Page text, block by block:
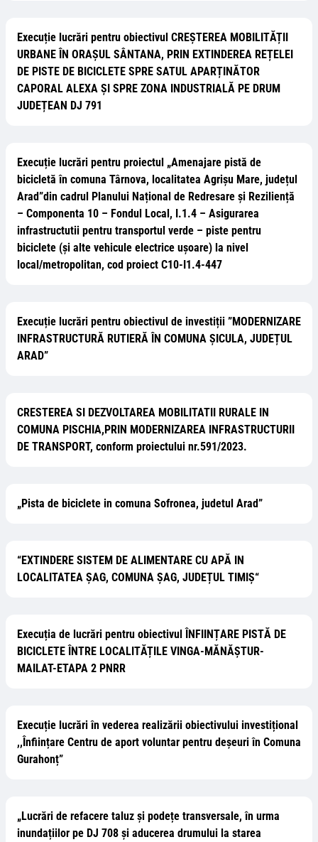
Execuție lucrări pentru obiectivul CREȘTEREA MOBILITĂȚII
URBANE ÎN ORAȘUL SÂNTANA, PRIN EXTINDEREA REȚELEI
DE PISTE DE BICICLETE SPRE SATUL APARȚINĂTOR
CAPORAL ALEXA ȘI SPRE ZONA INDUSTRIALĂ PE DRUM
JUDEȚEAN DJ 791
Execuție lucrări pentru proiectul „Amenajare pistă de
bicicletă în comuna Târnova, localitatea Agrișu Mare, județul
Arad”din cadrul Planului Național de Redresare și Reziliență
– Componenta 10 – Fondul Local, I.1.4 – Asigurarea
infrastructutii pentru transportul verde – piste pentru
biciclete (și alte vehicule electrice ușoare) la nivel
local/metropolitan, cod proiect C10-I1.4-447
Execuție lucrări pentru obiectivul de investiții ”MODERNIZARE
INFRASTRUCTURĂ RUTIERĂ ÎN COMUNA ȘICULA, JUDEȚUL
ARAD”
CRESTEREA SI DEZVOLTAREA MOBILITATII RURALE IN
COMUNA PISCHIA,PRIN MODERNIZAREA INFRASTRUCTURII
DE TRANSPORT, conform proiectului nr.591/2023.
„Pista de biciclete in comuna Sofronea, judetul Arad”
“EXTINDERE SISTEM DE ALIMENTARE CU APĂ IN
LOCALITATEA ȘAG, COMUNA ȘAG, JUDEȚUL TIMIȘ“
Execuția de lucrări pentru obiectivul ÎNFIINȚARE PISTĂ DE
BICICLETE ÎNTRE LOCALITĂȚILE VINGA-MĂNĂȘTUR-
MAILAT-ETAPA 2 PNRR
Execuție lucrări în vederea realizării obiectivului investițional
,,Înființare Centru de aport voluntar pentru deșeuri în Comuna
Gurahonț”
„Lucrări de refacere taluz și podețe transversale, în urma
inundațiilor pe DJ 708 și aducerea drumului la starea